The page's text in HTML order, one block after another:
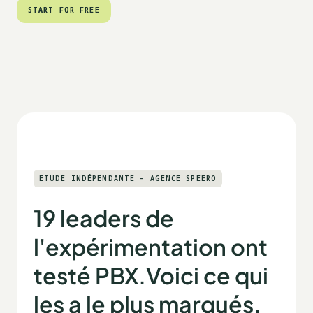
pourquoi. Vous obtenez des pistes claires et des idées
d’optimisation pour accroître votre impact.
START FOR FREE
START FOR FREE
ETUDE INDÉPENDANTE - AGENCE SPEERO
19 leaders de
l'expérimentation ont
testé PBX.Voici ce qui
les a le plus marqués.